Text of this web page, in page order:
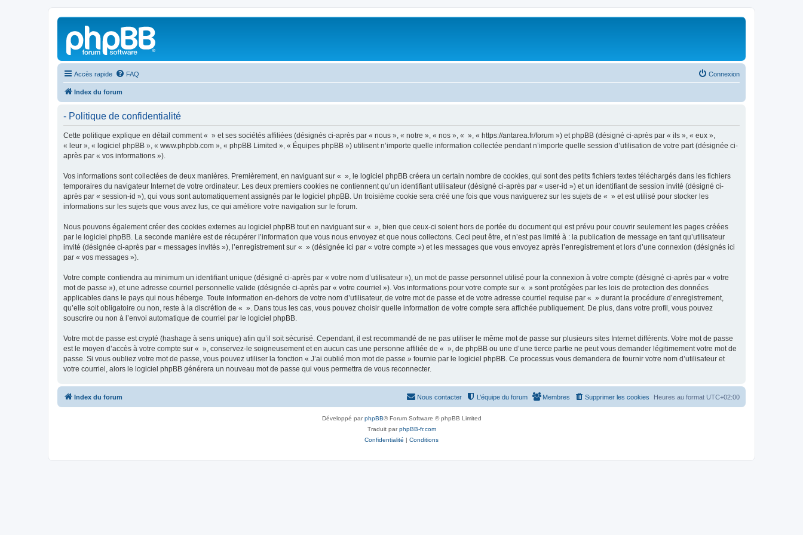
Accès rapide FAQ Connexion
Index du forum
- Politique de confidentialité
Cette politique explique en détail comment « » et ses sociétés affiliées (désignés ci-après par « nous », « notre », « nos », « », « https://antarea.fr/forum ») et phpBB (désigné ci-après par « ils », « eux »,
« leur », « logiciel phpBB », « www.phpbb.com », « phpBB Limited », « Équipes phpBB ») utilisent n’importe quelle information collectée pendant n’importe quelle session d’utilisation de votre part (désignée ci-
après par « vos informations »).
Vos informations sont collectées de deux manières. Premièrement, en naviguant sur « », le logiciel phpBB créera un certain nombre de cookies, qui sont des petits fichiers textes téléchargés dans les fichiers
temporaires du navigateur Internet de votre ordinateur. Les deux premiers cookies ne contiennent qu’un identifiant utilisateur (désigné ci-après par « user-id ») et un identifiant de session invité (désigné ci-
après par « session-id »), qui vous sont automatiquement assignés par le logiciel phpBB. Un troisième cookie sera créé une fois que vous naviguerez sur les sujets de « » et est utilisé pour stocker les
informations sur les sujets que vous avez lus, ce qui améliore votre navigation sur le forum.
Nous pouvons également créer des cookies externes au logiciel phpBB tout en naviguant sur « », bien que ceux-ci soient hors de portée du document qui est prévu pour couvrir seulement les pages créées
par le logiciel phpBB. La seconde manière est de récupérer l’information que vous nous envoyez et que nous collectons. Ceci peut être, et n’est pas limité à : la publication de message en tant qu’utilisateur
invité (désignée ci-après par « messages invités »), l’enregistrement sur « » (désignée ici par « votre compte ») et les messages que vous envoyez après l’enregistrement et lors d’une connexion (désignés ici
par « vos messages »).
Votre compte contiendra au minimum un identifiant unique (désigné ci-après par « votre nom d’utilisateur »), un mot de passe personnel utilisé pour la connexion à votre compte (désigné ci-après par « votre
mot de passe »), et une adresse courriel personnelle valide (désignée ci-après par « votre courriel »). Vos informations pour votre compte sur « » sont protégées par les lois de protection des données
applicables dans le pays qui nous héberge. Toute information en-dehors de votre nom d’utilisateur, de votre mot de passe et de votre adresse courriel requise par « » durant la procédure d’enregistrement,
qu’elle soit obligatoire ou non, reste à la discrétion de « ». Dans tous les cas, vous pouvez choisir quelle information de votre compte sera affichée publiquement. De plus, dans votre profil, vous pouvez
souscrire ou non à l’envoi automatique de courriel par le logiciel phpBB.
Votre mot de passe est crypté (hashage à sens unique) afin qu’il soit sécurisé. Cependant, il est recommandé de ne pas utiliser le même mot de passe sur plusieurs sites Internet différents. Votre mot de passe
est le moyen d’accès à votre compte sur « », conservez-le soigneusement et en aucun cas une personne affiliée de « », de phpBB ou une d’une tierce partie ne peut vous demander légitimement votre mot de
passe. Si vous oubliez votre mot de passe, vous pouvez utiliser la fonction « J’ai oublié mon mot de passe » fournie par le logiciel phpBB. Ce processus vous demandera de fournir votre nom d’utilisateur et
votre courriel, alors le logiciel phpBB générera un nouveau mot de passe qui vous permettra de vous reconnecter.
Index du forum Heures au format UTC+02:00
Supprimer les cookies
Membres
L’équipe du forum
Nous contacter
Développé parphpBB® Forum Software © phpBB Limited
Traduit parphpBB-fr.com
Confidentialité | Conditions